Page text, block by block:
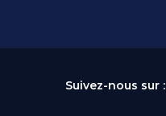
Suivez-nous sur :